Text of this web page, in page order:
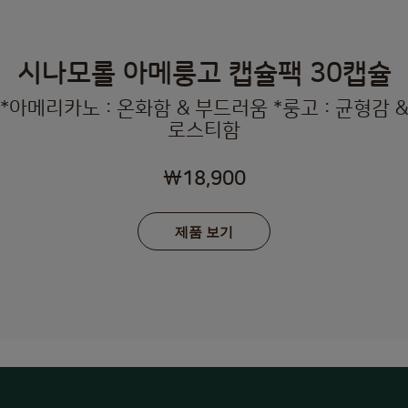
시나모롤 아메룽고 캡슐팩 30캡슐
*아메리카노 : 온화함 & 부드러움 *룽고 : 균형감 &
로스티함
₩18,900
제품 보기